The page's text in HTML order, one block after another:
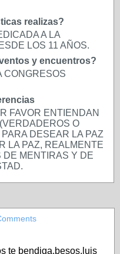
realizas?
A LA
LOS 11 AÑOS.
y encuentros?
CONGRESOS
FAVOR ENTIENDAN
O
DESEAR LA PAZ
LA PAZ, REALMENTE
DE MENTIRAS Y DE
te bendiga,besos,luis